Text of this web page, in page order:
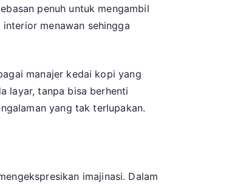
penuh untuk mengambil
menawan sehingga
manajer kedai kopi yang
layar, tanpa bisa berhenti
yang tak terlupakan.
imajinasi. Dalam